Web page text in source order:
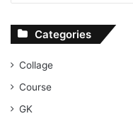
Categories
Collage
Course
GK